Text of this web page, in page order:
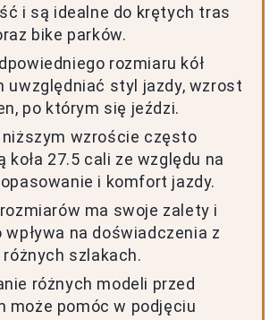
i są idealne do krętych tras
bike parków.
rozmiaru kół
uwzględniać styl jazdy, wzrost
po którym się jeździ.
niższym wzroście często
koła 27.5 cali ze względu na
i komfort jazdy.
ma swoje zalety i
wpływa na doświadczenia z
różnych szlakach.
różnych modeli przed
może pomóc w podjęciu